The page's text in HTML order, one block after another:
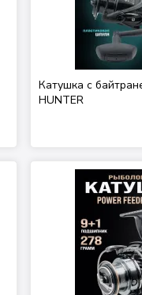
Катушка с
HUNTER